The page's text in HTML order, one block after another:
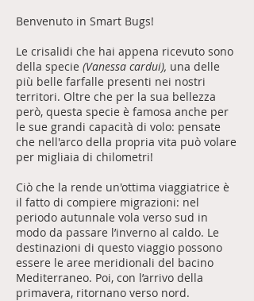
Benvenuto in Smart Bugs!
Le crisalidi che hai appena ricevuto sono
della specie (Vanessa cardui), una delle
più belle farfalle presenti nei nostri
territori. Oltre che per la sua bellezza
però, questa specie è famosa anche per
le sue grandi capacità di volo: pensate
che nell'arco della propria vita può volare
per migliaia di chilometri!
Ciò che la rende un'ottima viaggiatrice è
il fatto di compiere migrazioni: nel
periodo autunnale vola verso sud in
modo da passare l’inverno al caldo. Le
destinazioni di questo viaggio possono
essere le aree meridionali del bacino
Mediterraneo. Poi, con l’arrivo della
primavera, ritornano verso nord.